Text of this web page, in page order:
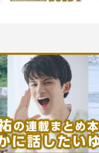
的に物事を見ている
史さんが語尾などを
ルカのキャラクター
が出来上がっています
西園寺さんと楠見の
んの注目ポイントが
していてください。